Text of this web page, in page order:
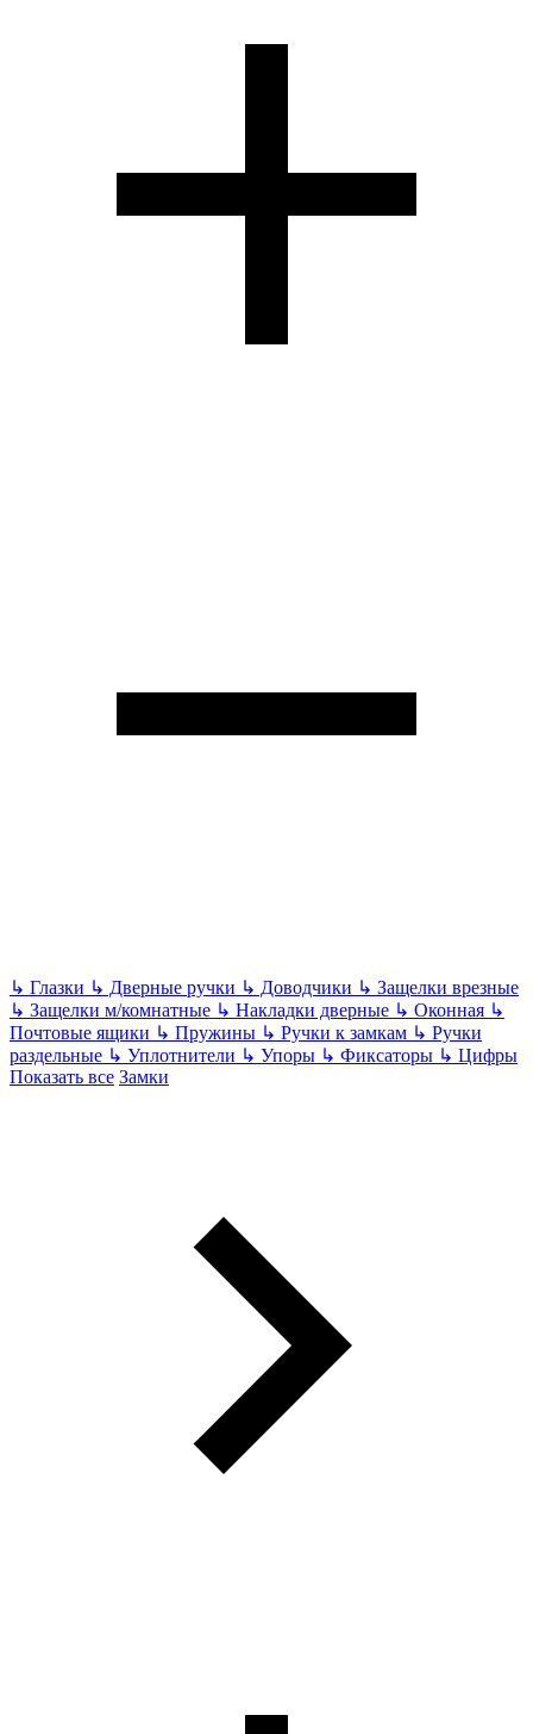
↳ Глазки ↳ Дверные ручки ↳ Доводчики ↳ Защелки врезные
↳ Защелки м/комнатные ↳ Накладки дверные ↳ Оконная ↳
Почтовые ящики ↳ Пружины ↳ Ручки к замкам ↳ Ручки
раздельные ↳ Уплотнители ↳ Упоры ↳ Фиксаторы ↳ Цифры
Показать все Замки